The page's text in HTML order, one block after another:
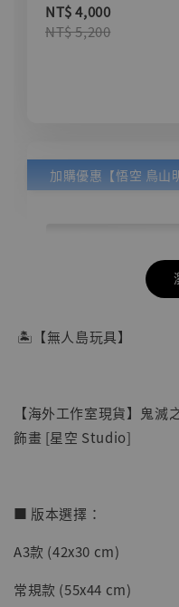
NT$ 4,000
NT$ 5,200
【店內現貨】七
明紀念款 [奇蹟工
🏝【無人島玩具】
【海外工作室現貨】鬼
飾畫 [星空 Studio]
■ 版本選擇：
A3款 (42x30 cm)
常規款 (55x44 cm)